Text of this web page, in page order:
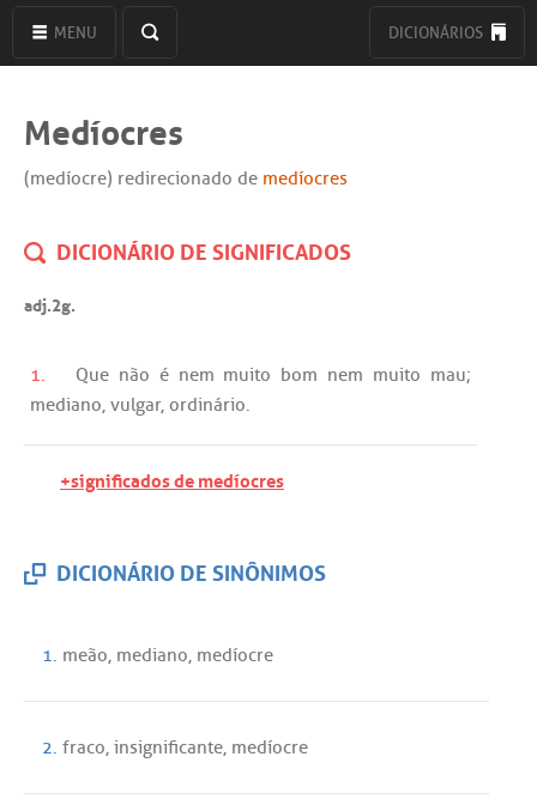
MENU DICIONÁRIOS
Medíocres
(medíocre) redirecionado de medíocres
DICIONÁRIO DE SIGNIFICADOS
adj.2g.
1. Que não é nem muito bom nem muito mau;
mediano, vulgar, ordinário.
+significados de medíocres
DICIONÁRIO DE SINÔNIMOS
1. meão, mediano, medíocre
2. fraco, insignificante, medíocre